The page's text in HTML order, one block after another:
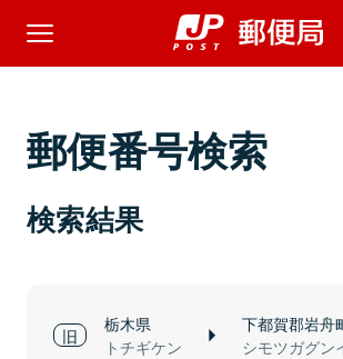
郵便番号検索
検索結果
栃木県
トチギケン
下都賀郡岩舟
シモツガグン